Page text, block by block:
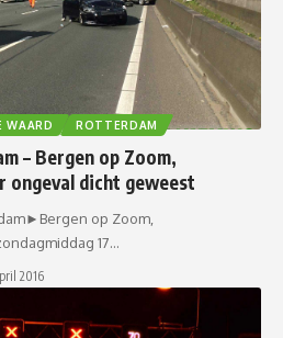
WAARD ROTTERDAM
– Bergen op Zoom,
ongeval dicht geweest
op Zoom,
17…
2016